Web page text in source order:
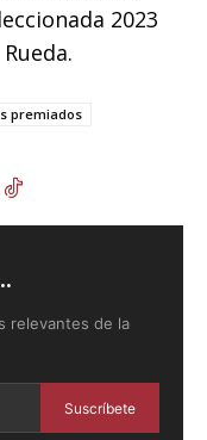
2023
premiados
relevantes de la
Suscríbete